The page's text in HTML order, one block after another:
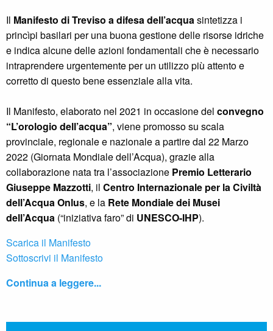
Il Manifesto di Treviso a difesa dell’acquasintetizza i
princìpi basilari per una buona gestione delle risorse idriche
e indica alcune delle azioni fondamentali che è necessario
intraprendere urgentemente per un utilizzo più attento e
corretto di questo bene essenziale alla vita.
Il Manifesto, elaborato nel 2021 in occasione del convegno
“L’orologio dell’acqua”, viene promosso su scala
provinciale, regionale e nazionale a partire dal 22 Marzo
2022 (Giornata Mondiale dell’Acqua), grazie alla
collaborazione nata tra l’associazione Premio Letterario
Giuseppe Mazzotti, il Centro Internazionale per la Civiltà
dell’Acqua Onlus, e la Rete Mondiale dei Musei
dell’Acqua (“iniziativa faro” di UNESCO-IHP).
Scarica il Manifesto
Sottoscrivi il Manifesto
Continua a leggere...